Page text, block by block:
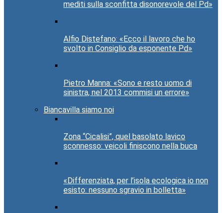
mediti sulla sconfitta disonorevole del Pd»
Alfio Distefano: «Ecco il lavoro che ho
svolto in Consiglio da esponente Pd»
Pietro Manna: «Sono e resto uomo di
sinistra, nel 2013 commisi un errore»
Biancavilla siamo noi
Zona “Cicalisi”, quel basolato lavico
sconnesso: veicoli finiscono nella buca
«Differenziata, per l’isola ecologica io non
esisto: nessuno sgravio in bolletta»